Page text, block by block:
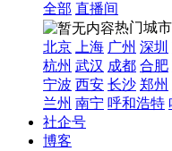
全部 直播间
热门城市
北京
上海 广州 深圳
杭州 武汉 成都 合肥
宁波 西安 长沙 郑州
兰州 南宁 呼和浩特
社企号
博客